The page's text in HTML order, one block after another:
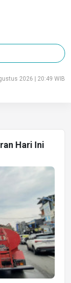
2026 | 20:49 WIB
Hari Ini